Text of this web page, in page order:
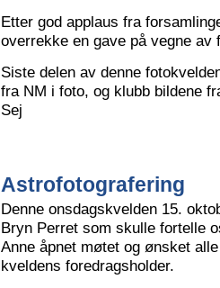
Etter god applaus fra
overrekke en gave på vegne av
Siste delen av denne
fra NM i foto, og klubb bildene
Sej
Astrofotografering
Denne onsdagskvelden 15.
Bryn Perret som skulle fortelle
Anne åpnet møtet og ønsket
kveldens foredragsholder.